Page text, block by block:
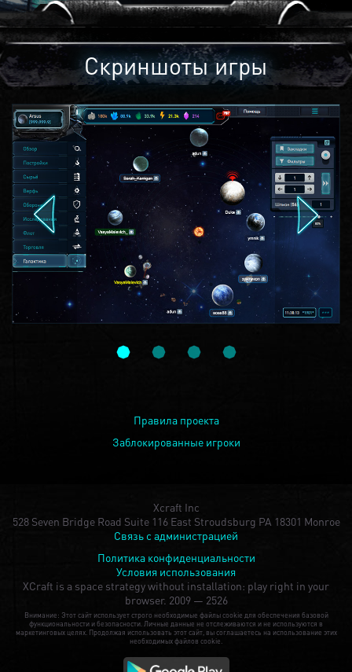
Скриншоты игры
Правила проекта
Заблокированные игроки
Xcraft Inc
528 Seven Bridge Road Suite 116 East Stroudsburg PA 18301 Monroe
Связь с администрацией
Политика конфиденциальности
Условия использования
XCraft is a space strategy without installation: play right in your
browser. 2009 — 2526
Внимание: Этот сайт использует строго необходимые файлы cookie для обеспечения базовой
функциональности и безопасности. Личные данные не отслеживаются и не используются в
маркетинговых целях. Продолжая использовать этот сайт, вы соглашаетесь на использование этих
необходимых файлов cookie.